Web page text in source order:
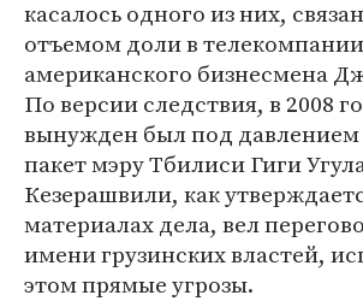
касалось одного из них,
отъемом доли в
американского бизнесмена
По версии следствия, в 2008
вынужден был под давлением
пакет мэру Тбилиси Гиги
Кезерашвили, как
материалах дела, вел
имени грузинских властей,
этом прямые угрозы.